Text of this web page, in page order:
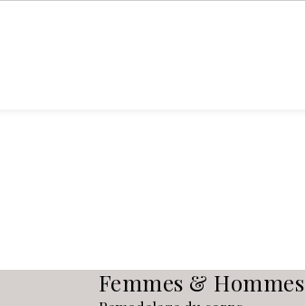
Femmes & Hommes